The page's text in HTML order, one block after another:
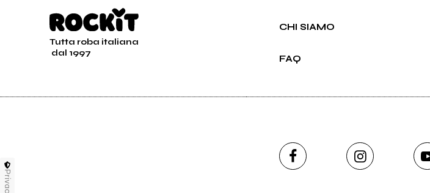
Tutta roba italiana
dal 1997
CHI SIAMO
FAQ
Privacy